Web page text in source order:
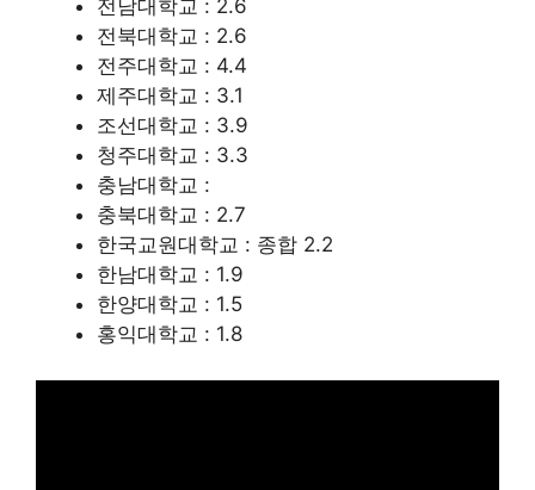
전남대학교 : 2.6
전북대학교 : 2.6
전주대학교 : 4.4
제주대학교 : 3.1
조선대학교 : 3.9
청주대학교 : 3.3
충남대학교 :
충북대학교 : 2.7
한국교원대학교 : 종합 2.2
한남대학교 : 1.9
한양대학교 : 1.5
홍익대학교 : 1.8